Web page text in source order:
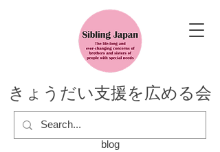
きょうだい支援を広める会
blog